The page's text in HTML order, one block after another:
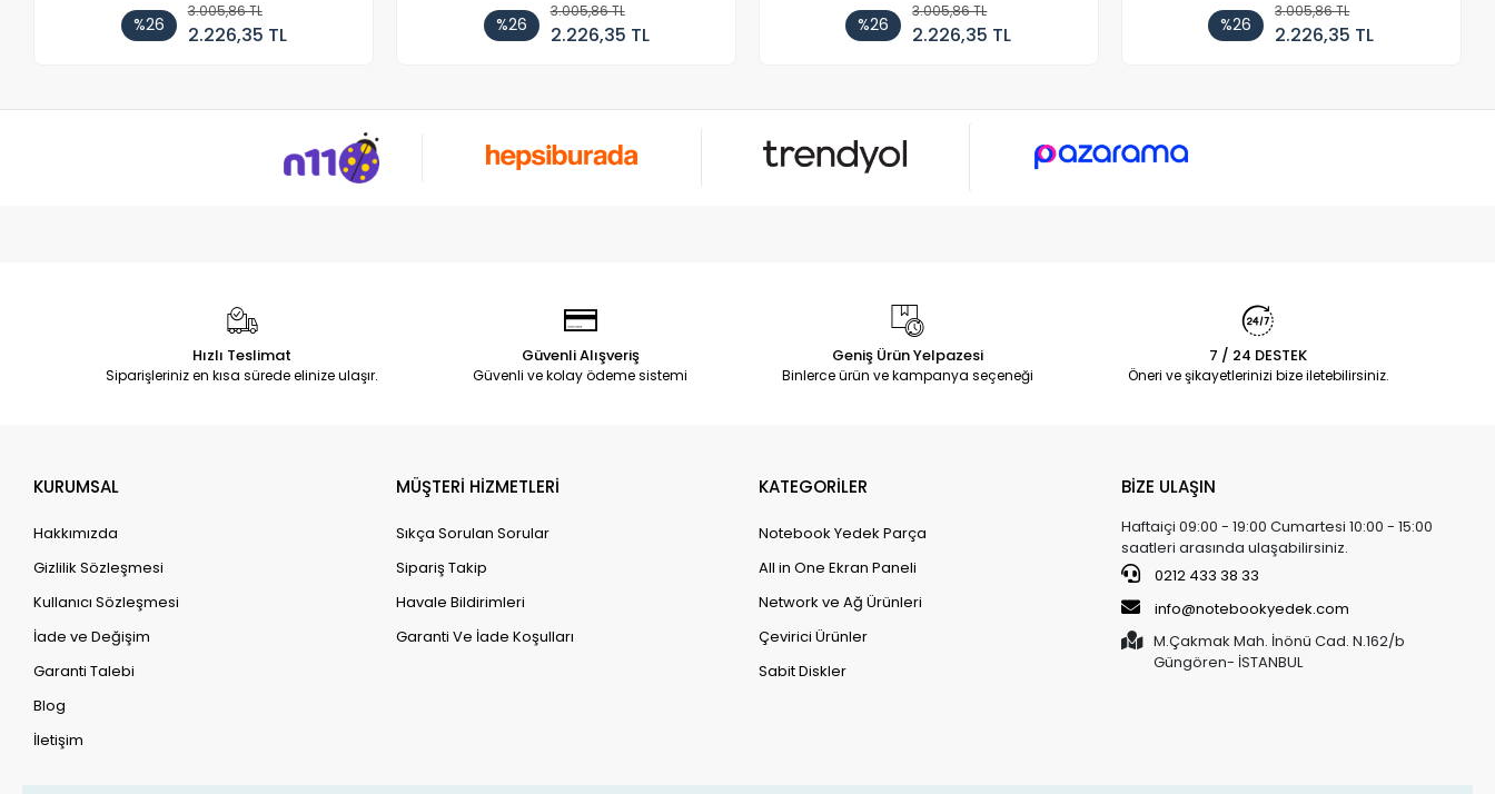
%26
3.005,86 TL
2.226,35 TL %26
3.005,86 TL
2.226,35 TL %26
3.005,86 TL
2.226,35 TL %26
3.005,86 TL
2.226,35 TL
Hızlı Teslimat
Siparişleriniz en kısa sürede elinize ulaşır.
Güvenli Alışveriş
Güvenli ve kolay ödeme sistemi
Geniş Ürün Yelpazesi
Binlerce ürün ve kampanya seçeneği
7 / 24 DESTEK
Öneri ve şikayetlerinizi bize iletebilirsiniz.
KURUMSAL
Hakkımızda
Gizlilik Sözleşmesi
Kullanıcı Sözleşmesi
İade ve Değişim
Garanti Talebi
Blog
İletişim
MÜŞTERİ HİZMETLERİ
Sıkça Sorulan Sorular
Sipariş Takip
Havale Bildirimleri
Garanti Ve İade Koşulları
KATEGORİLER
Notebook Yedek Parça
All in One Ekran Paneli
Network ve Ağ Ürünleri
Çevirici Ürünler
Sabit Diskler
BİZE ULAŞIN
Haftaiçi 09:00 - 19:00 Cumartesi 10:00 - 15:00
saatleri arasında ulaşabilirsiniz.
0212 433 38 33
info@notebookyedek.com
M.Çakmak Mah. İnönü Cad. N.162/b
Güngören- İSTANBUL